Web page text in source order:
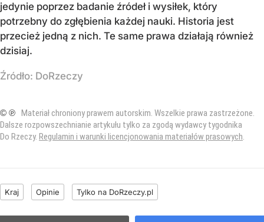
jedynie poprzez badanie źródeł i wysiłek, który
potrzebny do zgłębienia każdej nauki. Historia jest
przecież jedną z nich. Te same prawa działają również
dzisiaj.
Źródło: DoRzeczy
© ℗
Materiał chroniony prawem autorskim. Wszelkie prawa zastrzeżone.
Dalsze rozpowszechnianie artykułu tylko za zgodą wydawcy tygodnika
Do Rzeczy. Regulamin i warunki licencjonowania materiałów prasowych.
Kraj Opinie Tylko na DoRzeczy.pl